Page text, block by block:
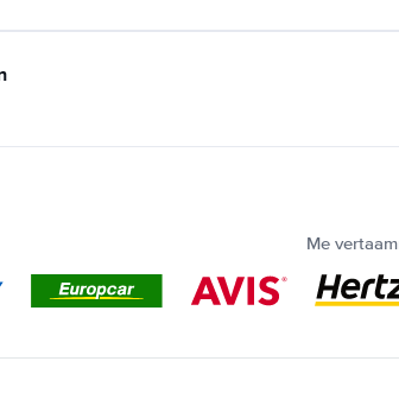
Me